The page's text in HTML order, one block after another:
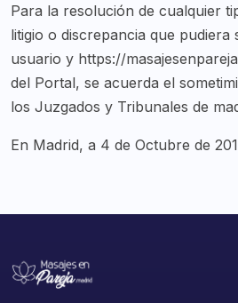
Para la resolución de cualquier
litigio o discrepancia que pudiera
usuario y https://
del Portal, se acuerda el
los Juzgados y Tribunales de
En Madrid, a 4 de Octubre de